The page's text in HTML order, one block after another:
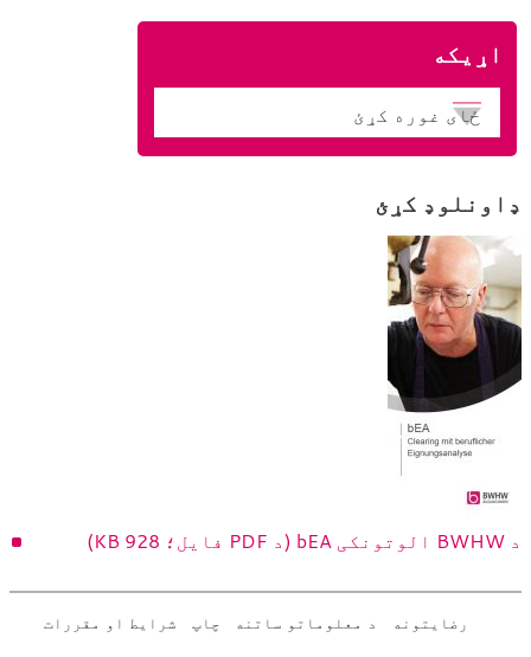
اړیکه
ځای
ډاونلوډ کړئ
د BWHW الوتونکی bEA (د PDF فایل؛ 928 KB)
رضایتونه د معلوماتو ساتنه چاپ شرایط او مقررات